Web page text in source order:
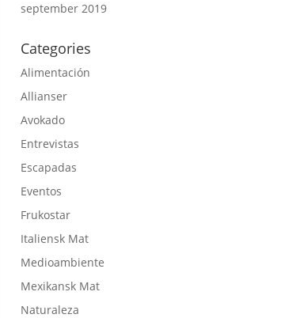
september 2019
Categories
Alimentación
Allianser
Avokado
Entrevistas
Escapadas
Eventos
Frukostar
Italiensk Mat
Medioambiente
Mexikansk Mat
Naturaleza